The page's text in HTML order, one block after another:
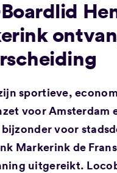
sportieve,
voor Amsterdam
voor
Markerink de
uitgereikt.